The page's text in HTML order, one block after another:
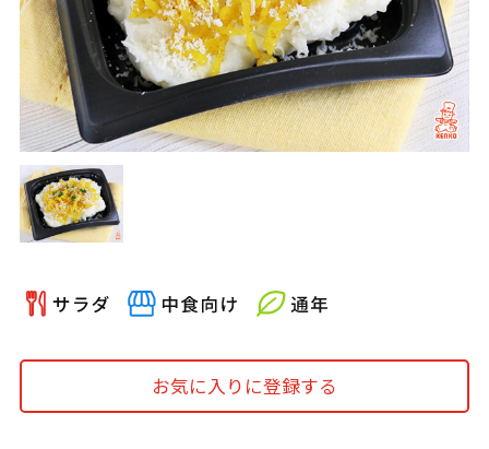
お気に入りに登録する